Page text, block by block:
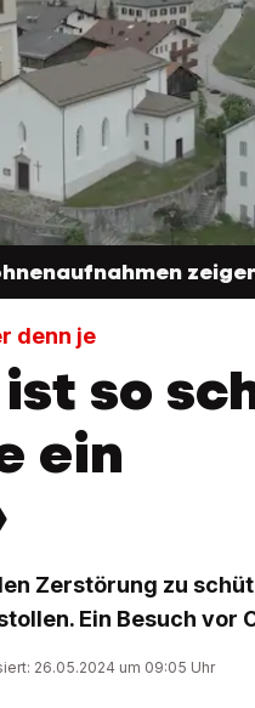
denn je
so
ein
Zerstörung zu
Ein Besuch vor
26.05.2024 um 09:05 Uhr